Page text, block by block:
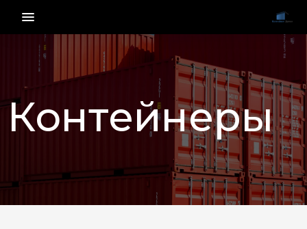
menu_vert
Контейнеры
НАЗАД ВПЕРЕД